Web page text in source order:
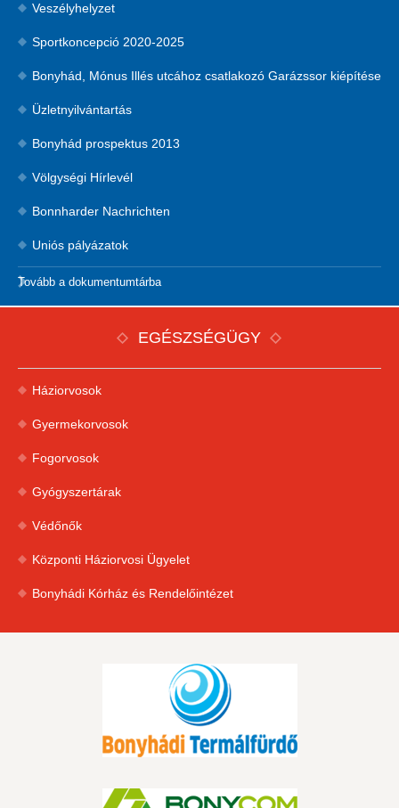
Veszélyhelyzet
Sportkoncepció 2020-2025
Bonyhád, Mónus Illés utcához csatlakozó Garázssor kiépítése
Üzletnyilvántartás
Bonyhád prospektus 2013
Völgységi Hírlevél
Bonnharder Nachrichten
Uniós pályázatok
Tovább a dokumentumtárba
EGÉSZSÉGÜGY
Háziorvosok
Gyermekorvosok
Fogorvosok
Gyógyszertárak
Védőnők
Központi Háziorvosi Ügyelet
Bonyhádi Kórház és Rendelőintézet